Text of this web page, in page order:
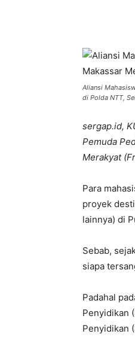
Aliansi
di Polda NTT,
sergap.id,
Pemuda
Merakyat
Para
proyek
lainnya) di
Sebab,
siapa
Padahal
Penyidikan
Penyidikan